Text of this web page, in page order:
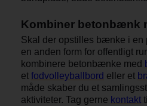
Kombiner betonbænk
Skal der opstilles bænke i en
en anden form for offentligt
kombinere betonbænke med
et fodvolleyballbord eller et
måde skaber du et
aktiviteter. Tag gerne kontakt